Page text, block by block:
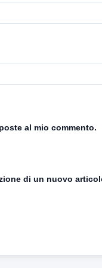
al mio commento.
di un nuovo